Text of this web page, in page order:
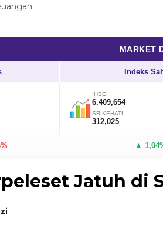
MARKET
Indeks
IHSG
6.409,654
SRIKEHATI
312,025
▲
Jatuh di